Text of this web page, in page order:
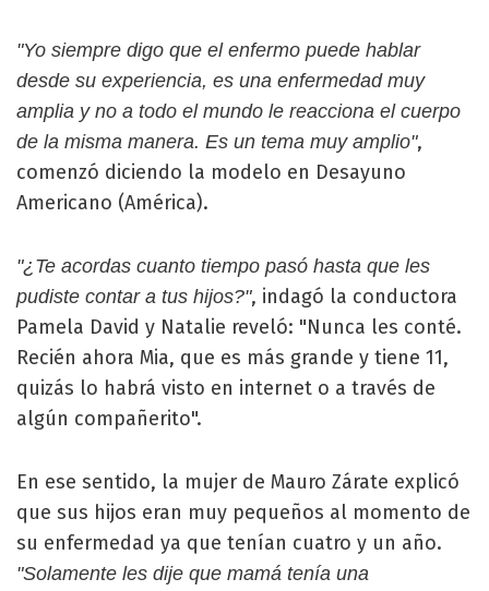
"Yo siempre digo que el enfermo puede hablar
desde su experiencia, es una enfermedad muy
amplia y no a todo el mundo le reacciona el cuerpo
de la misma manera. Es un tema muy amplio",
comenzó diciendo la modelo en Desayuno
Americano (América).
"¿Te acordas cuanto tiempo pasó hasta que les
pudiste contar a tus hijos?", indagó la conductora
Pamela David y Natalie reveló: "Nunca les conté.
Recién ahora Mia, que es más grande y tiene 11,
quizás lo habrá visto en internet o a través de
algún compañerito".
En ese sentido, la mujer de Mauro Zárate explicó
que sus hijos eran muy pequeños al momento de
su enfermedad ya que tenían cuatro y un año.
"Solamente les dije que mamá tenía una